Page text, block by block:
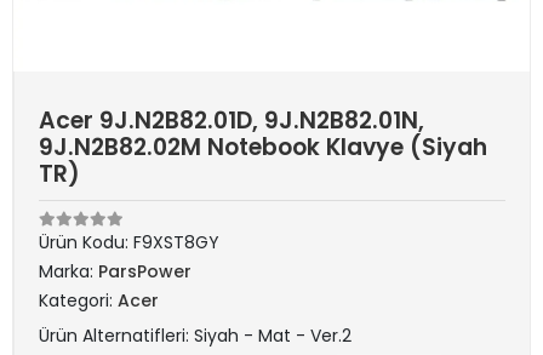
Acer 9J.N2B82.01D, 9J.N2B82.01N,
9J.N2B82.02M Notebook Klavye (Siyah
TR)
Ürün Kodu: F9XST8GY
Marka: ParsPower
Kategori: Acer
Ürün Alternatifleri: Siyah - Mat - Ver.2